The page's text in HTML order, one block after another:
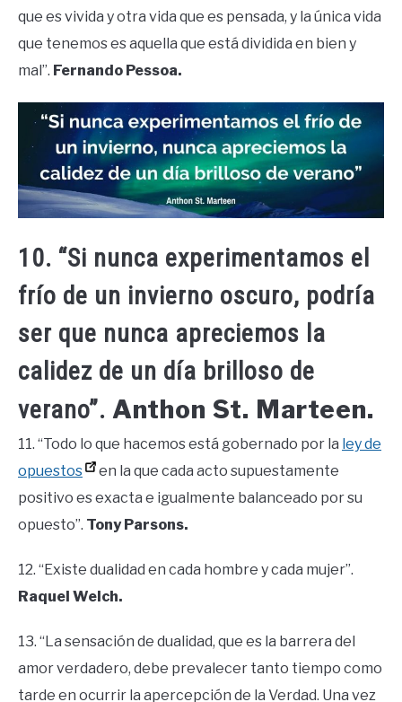
que es vivida y otra vida que es pensada, y la única vida
que tenemos es aquella que está dividida en bien y
mal”. Fernando Pessoa.
10. “Si nunca experimentamos el
frío de un invierno oscuro, podría
ser que nunca apreciemos la
calidez de un día brilloso de
verano”. Anthon St. Marteen.
11. “Todo lo que hacemos está gobernado por la ley de
opuestos
en la que cada acto supuestamente
positivo es exacta e igualmente balanceado por su
opuesto”. Tony Parsons.
12. “Existe dualidad en cada hombre y cada mujer”.
Raquel Welch.
13. “La sensación de dualidad, que es la barrera del
amor verdadero, debe prevalecer tanto tiempo como
tarde en ocurrir la apercepción de la Verdad. Una vez